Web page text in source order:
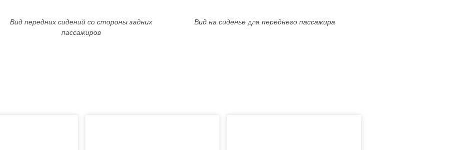
Вид передних сидений со стороны задних
пассажиров
Вид на сиденье для переднего пассажира